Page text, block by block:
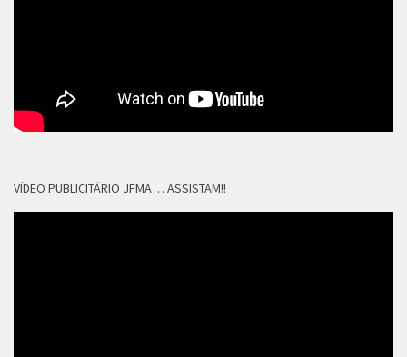
VÍDEO PUBLICITÁRIO JFMA… ASSISTAM!!